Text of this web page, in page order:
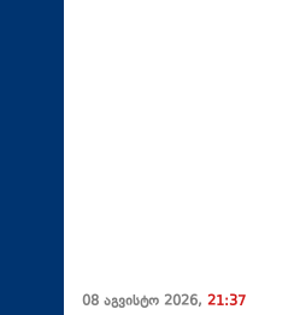
08 აგვისტო 2026, 21:37